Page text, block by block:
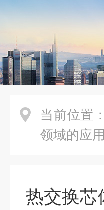
当前位置：
领域的应
热交换芯